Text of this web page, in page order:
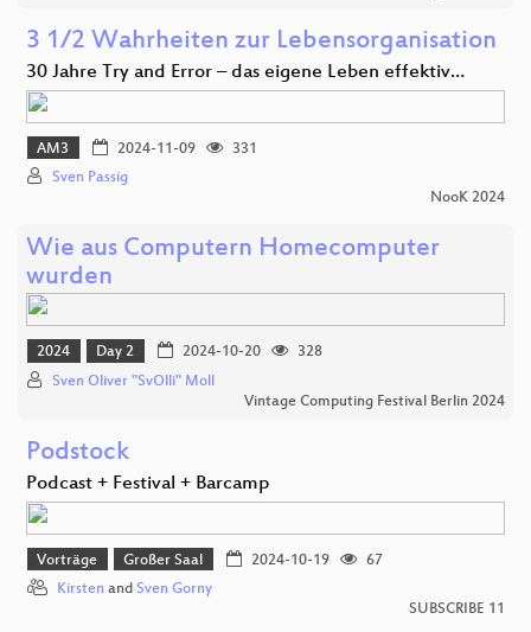
3 1/2 Wahrheiten zur Lebensorganisation
30 Jahre Try and Error – das eigene Leben effektiv…
AM3 2024-11-09
331
Sven Passig
NooK 2024
Wie aus Computern Homecomputer
wurden
2024 Day 2 2024-10-20
328
Sven Oliver "SvOlli" Moll
Vintage Computing Festival Berlin 2024
Podstock
Podcast + Festival + Barcamp
Vorträge Großer Saal 2024-10-19
67
Kirsten and Sven Gorny
SUBSCRIBE 11